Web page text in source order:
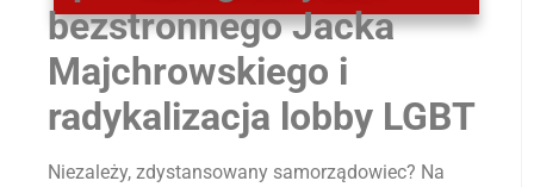
bezstronnego Jacka
Majchrowskiego i
radykalizacja lobby LGBT
Niezależy, zdystansowany samorządowiec? Na